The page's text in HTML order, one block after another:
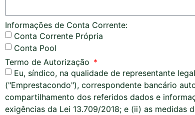
Informações de Conta Corrente:
Conta Corrente Própria
Conta Pool
Termo de Autorização
Eu, síndico, na qualidade de representante
("Emprestacondo"), correspondente bancário
compartilhamento dos referidos dados e
exigências da Lei 13.709/2018; e (ii) as medidas